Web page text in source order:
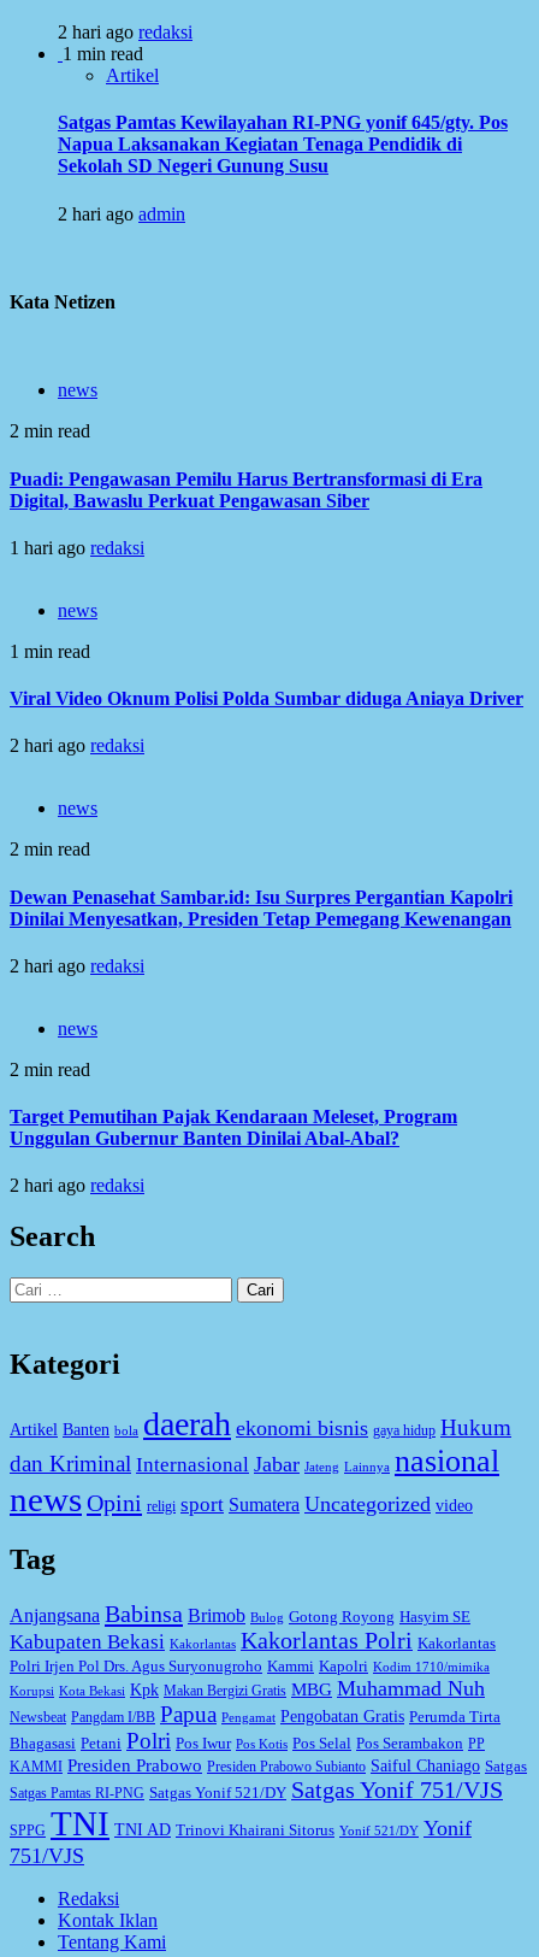
2 hari ago redaksi
1 min read
Artikel
Satgas Pamtas Kewilayahan RI-PNG yonif 645/gty. Pos
Napua Laksanakan Kegiatan Tenaga Pendidik di
Sekolah SD Negeri Gunung Susu
2 hari ago admin
Kata Netizen
news
2 min read
Puadi: Pengawasan Pemilu Harus Bertransformasi di Era
Digital, Bawaslu Perkuat Pengawasan Siber
1 hari ago redaksi
news
1 min read
Viral Video Oknum Polisi Polda Sumbar diduga Aniaya Driver
2 hari ago redaksi
news
2 min read
Dewan Penasehat Sambar.id: Isu Surpres Pergantian Kapolri
Dinilai Menyesatkan, Presiden Tetap Pemegang Kewenangan
2 hari ago redaksi
news
2 min read
Target Pemutihan Pajak Kendaraan Meleset, Program
Unggulan Gubernur Banten Dinilai Abal-Abal?
2 hari ago redaksi
Search
Cari
untuk:
Kategori
Artikel Banten bola daerah ekonomi bisnis gaya hidup Hukum
dan Kriminal Internasional Jabar Jateng Lainnya nasional
newsOpini religi sport Sumatera Uncategorized video
Tag
Anjangsana Babinsa Brimob Bulog Gotong Royong Hasyim SE
Kabupaten Bekasi Kakorlantas Kakorlantas Polri Kakorlantas
Polri Irjen Pol Drs. Agus Suryonugroho Kammi Kapolri Kodim 1710/mimika
Korupsi Kota Bekasi Kpk Makan Bergizi Gratis MBG Muhammad Nuh
Newsbeat Pangdam I/BB Papua Pengamat Pengobatan Gratis Perumda Tirta
Bhagasasi Petani Polri Pos Iwur Pos Kotis Pos Selal Pos Serambakon PP
KAMMI Presiden Prabowo Presiden Prabowo Subianto Saiful Chaniago Satgas
Satgas Pamtas RI-PNG Satgas Yonif 521/DY Satgas Yonif 751/VJS
SPPG TNI TNI AD Trinovi Khairani Sitorus Yonif 521/DY Yonif
751/VJS
Redaksi
Kontak Iklan
Tentang Kami